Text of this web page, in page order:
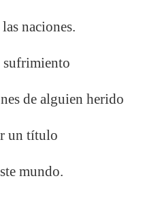
naciones.
sufrimiento
de alguien herido
un título
mundo.